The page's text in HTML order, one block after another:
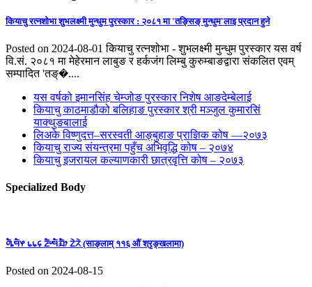
कियाचु रत्नशाेभा शुभलक्ष्मी मुन्धुम पुरस्कार : २०८१ मा 'तङ्सिङ् मुन्धुम'लाइ प्रदान हुने
Posted on 2024-08-01 कियाचु रत्नशोभा - शुभलक्ष्मी मुन्धुम पुरस्कार यस वर्ष
वि.सं. २०८१ मा मेहेरमान लाबुङ र हर्कजंग लिम्बु कुरुम्बाङद्वारा संकलित एवम्
सम्पादित 'तङ्�....
यस वर्षको इमानसिंह चेम्जोङ पुरस्कार निशेष आङदेम्बेलाई
कियाचु काठमाडौको बलिहाङ पुरस्कार श्री मञ्जुल कुमारसिं
याक्थुङबालाई
लिअके विष्णुदत्त–सरस्वती आङ्बुहाङ प्राज्ञिक कोष —२०७३
कियाचु राज्य संयन्त्रमा पहुँच अभिवृद्धि कोष – २०७४
कियाचु इजरायल कल्याणकारी छात्रवृत्ति कोष – २०७३
Specialized Body
ᤛᤠᤱᤗᤠᤶ ᥇᥇᥌ ᤏᤠᤸᤗᤠᤀᤠᤣ ᤁᤧᤖᤧ (साङ्लाम् ११६ औं श्रृङ्खलामा)
Posted on 2024-08-15